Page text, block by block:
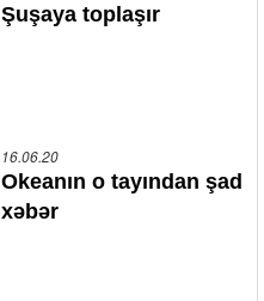
Şuşaya toplaşır
16.06.20
Okeanın o tayından şad
xəbər